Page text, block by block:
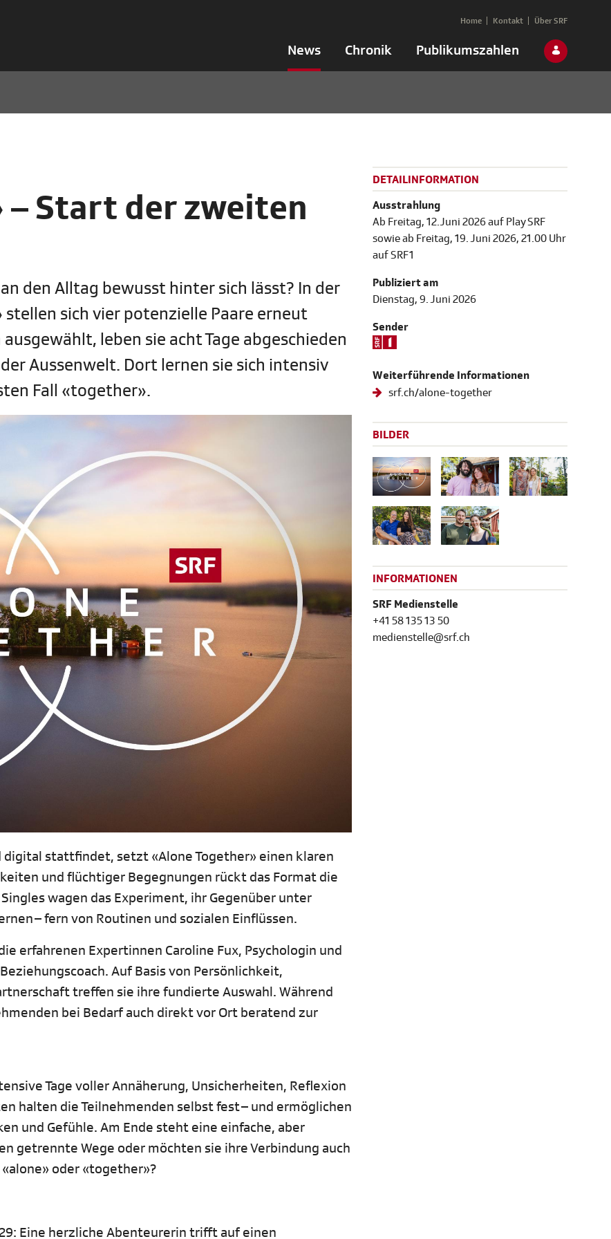
News Chronik Publikumszahlen
Home Kontakt Über SRF
Start der zweiten
den Alltag bewusst hinter sich lässt? In der
sich vier potenzielle Paare erneut
leben sie acht Tage abgeschieden
Aussenwelt. Dort lernen sie sich intensiv
Fall «together».
stattfindet, setzt «Alone Together» einen klaren
und flüchtiger Begegnungen rückt das Format die
wagen das Experiment, ihr Gegenüber unter
– fern von Routinen und sozialen Einflüssen.
erfahrenen Expertinnen Caroline Fux, Psychologin und
Auf Basis von Persönlichkeit,
treffen sie ihre fundierte Auswahl. Während
bei Bedarf auch direkt vor Ort beratend zur
Tage voller Annäherung, Unsicherheiten, Reflexion
halten die Teilnehmenden selbst fest – und ermöglichen
und Gefühle. Am Ende steht eine einfache, aber
getrennte Wege oder möchten sie ihre Verbindung auch
oder «together»?
Eine herzliche Abenteurerin trifft auf einen
DETAILINFORMATION
Ausstrahlung
Ab Freitag, 12. Juni 2026 auf Play SRF
sowie ab Freitag, 19. Juni 2026, 21.00 Uhr
auf SRF 1
Publiziert am
Dienstag, 9. Juni 2026
Sender
Weiterführende Informationen
srf.ch/alone-together
BILDER
INFORMATIONEN
SRF Medienstelle
+41 58 135 13 50
medienstelle@srf.ch